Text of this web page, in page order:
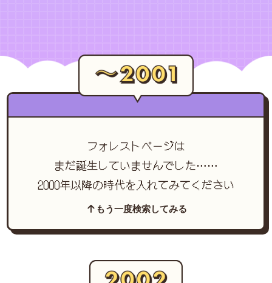
フォレストページは
まだ誕生していませんでした……
2000年以降の時代を入れてみてください
もう一度検索してみる